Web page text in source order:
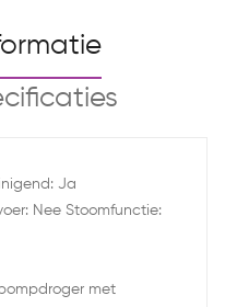
Ja
Nee Stoomfunctie:
met